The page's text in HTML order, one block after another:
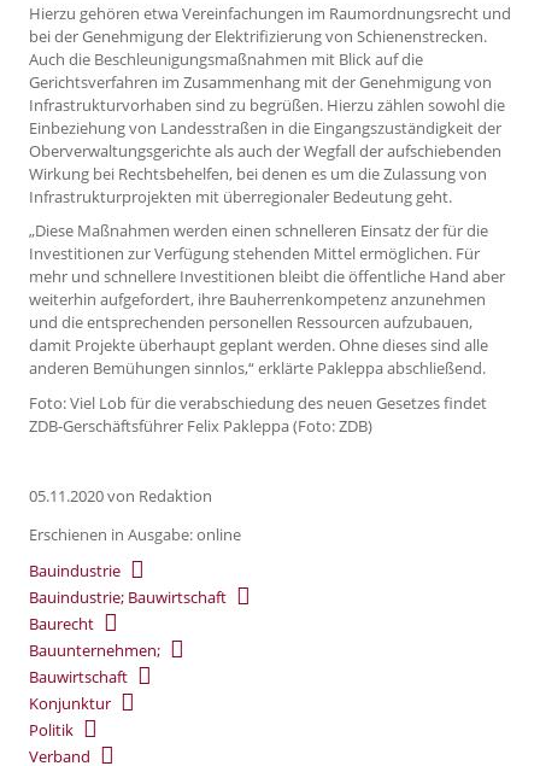
Hierzu gehören etwa Vereinfachungen im Raumordnungsrecht und
bei der Genehmigung der Elektrifizierung von Schienenstrecken.
Auch die Beschleunigungsmaßnahmen mit Blick auf die
Gerichtsverfahren im Zusammenhang mit der Genehmigung von
Infrastrukturvorhaben sind zu begrüßen. Hierzu zählen sowohl die
Einbeziehung von Landesstraßen in die Eingangszuständigkeit der
Oberverwaltungsgerichte als auch der Wegfall der aufschiebenden
Wirkung bei Rechtsbehelfen, bei denen es um die Zulassung von
Infrastrukturprojekten mit überregionaler Bedeutung geht.
„Diese Maßnahmen werden einen schnelleren Einsatz der für die
Investitionen zur Verfügung stehenden Mittel ermöglichen. Für
mehr und schnellere Investitionen bleibt die öffentliche Hand aber
weiterhin aufgefordert, ihre Bauherrenkompetenz anzunehmen
und die entsprechenden personellen Ressourcen aufzubauen,
damit Projekte überhaupt geplant werden. Ohne dieses sind alle
anderen Bemühungen sinnlos,“ erklärte Pakleppa abschließend.
Foto: Viel Lob für die verabschiedung des neuen Gesetzes findet
ZDB-Gerschäftsführer Felix Pakleppa (Foto: ZDB)
05.11.2020von Redaktion
Erschienen in Ausgabe: online
Bauindustrie
Bauindustrie; Bauwirtschaft
Baurecht
Bauunternehmen;
Bauwirtschaft
Konjunktur
Politik
Verband